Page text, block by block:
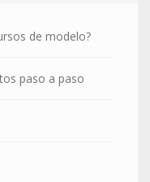
de modelo?
paso a paso